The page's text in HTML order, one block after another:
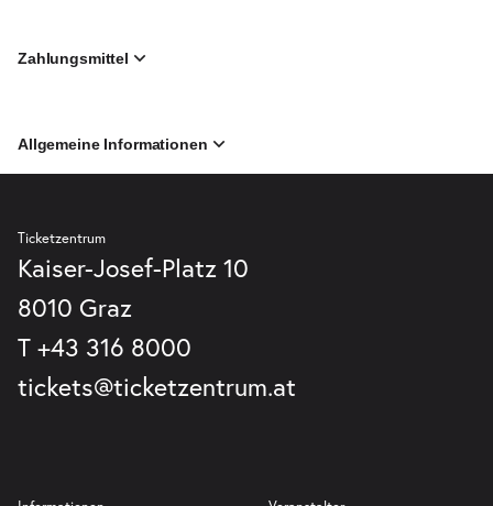
Zahlungsmittel
Allgemeine Informationen